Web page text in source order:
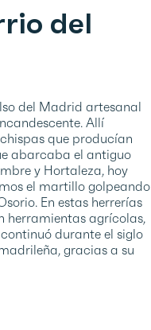
del
del Madrid artesanal
Allí
que producían
abarcaba el antiguo
y Hortaleza, hoy
el martillo golpeando
En estas herrerías
herramientas agrícolas,
durante el siglo
gracias a su